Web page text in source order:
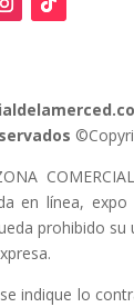
en línea,
prohibido
indique lo